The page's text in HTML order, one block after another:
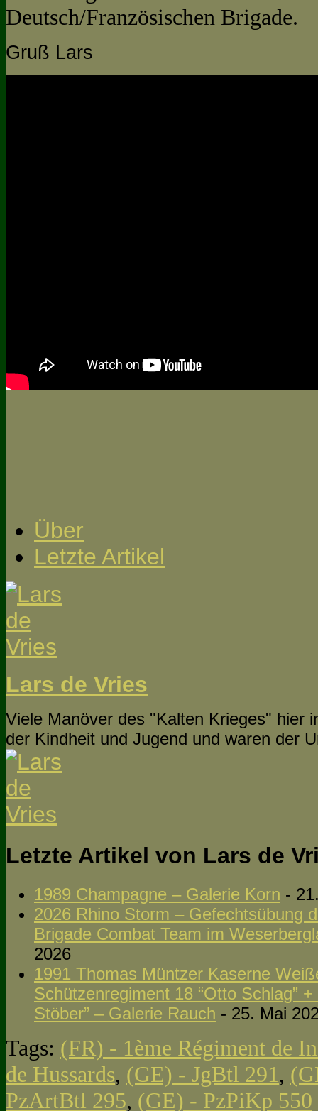
Deutsch/Französischen Brigade.
Gruß Lars
Über
Letzte Artikel
Lars de Vries
Viele Manöver des "Kalten Krieges" hier
der Kindheit und Jugend und waren der
Letzte Artikel von Lars de
1989 Champagne – Galerie Korn -
2026 Rhino Storm – Gefechtsübung
Brigade Combat Team im
2026
1991 Thomas Müntzer Kaserne
Schützenregiment 18 “Otto Schlag”
Stöber” – Galerie Rauch - 25. Mai
Tags: (FR) - 1ème Régiment de
de Hussards, (GE) - JgBtl 291 ,
PzArtBtl 295, (GE) - PzPiKp 550